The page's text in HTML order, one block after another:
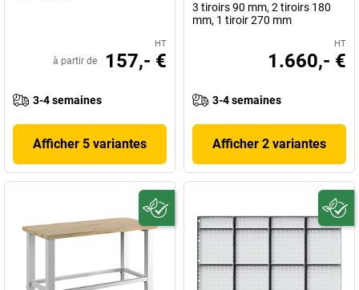
HT
à partir de 157,- €
3-4 semaines
Afficher 5 variantes
3 tiroirs 90 mm, 2 tiroirs 180
mm, 1 tiroir 270 mm
HT
1.660,- €
3-4 semaines
Afficher 2 variantes